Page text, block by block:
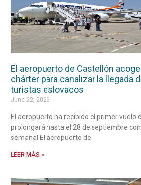
El aeropuerto de Castellón
chárter para canalizar la llegada
turistas eslovacos
June 22, 2026
El aeropuerto ha recibido el primer vuelo
prolongará hasta el 28 de septiembre
semanal El aeropuerto de
LEER MÁS »